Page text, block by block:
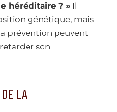
héréditaire ? » Il
génétique, mais
prévention peuvent
son
LA